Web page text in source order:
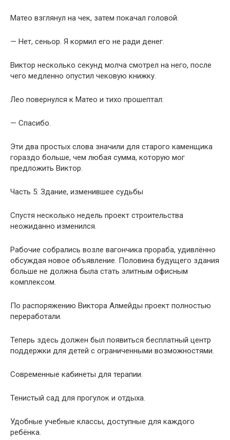
Матео взглянул на чек, затем покачал головой.
— Нет, сеньор. Я кормил его не ради денег.
Виктор несколько секунд молча смотрел на него, после
чего медленно опустил чековую книжку.
Лео повернулся к Матео и тихо прошептал:
— Спасибо.
Эти два простых слова значили для старого каменщика
гораздо больше, чем любая сумма, которую мог
предложить Виктор.
Часть 5: Здание, изменившее судьбы
Спустя несколько недель проект строительства
неожиданно изменился.
Рабочие собрались возле вагончика прораба, удивлённо
обсуждая новое объявление. Половина будущего здания
больше не должна была стать элитным офисным
комплексом.
По распоряжению Виктора Алмейды проект полностью
переработали.
Теперь здесь должен был появиться бесплатный центр
поддержки для детей с ограниченными возможностями.
Современные кабинеты для терапии.
Тенистый сад для прогулок и отдыха.
Удобные учебные классы, доступные для каждого
ребёнка.